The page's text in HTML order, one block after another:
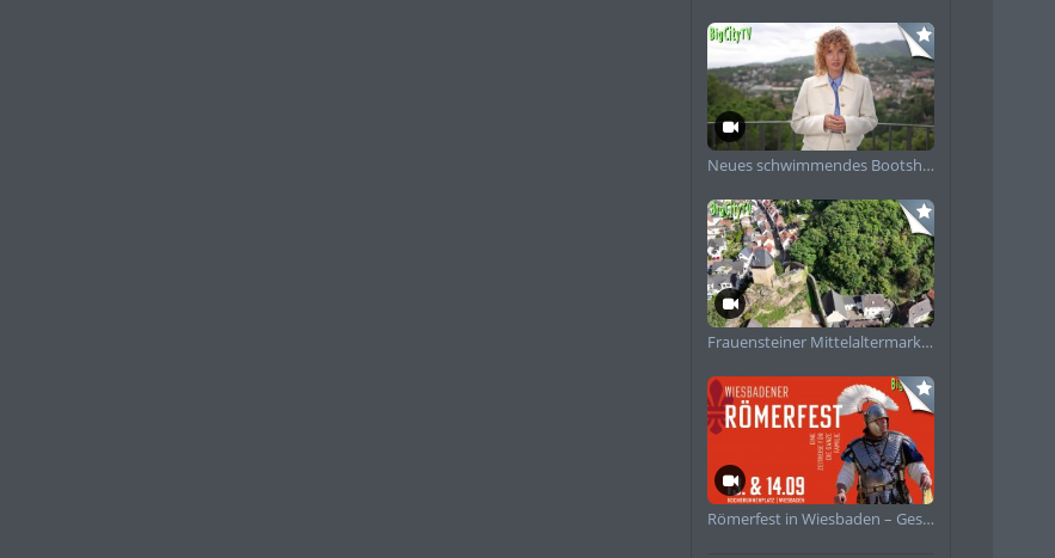
Neues schwimmendes Bootshaus in Schierstein angekommen
Frauensteiner Mittelaltermarkt Impressionen 2025
Römerfest in Wiesbaden – Geschichte zum Anfassen